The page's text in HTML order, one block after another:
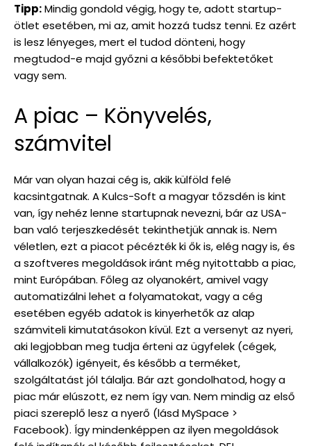
Tipp:Mindig gondold végig, hogy te, adott startup-
ötlet esetében, mi az, amit hozzá tudsz tenni. Ez azért
is lesz lényeges, mert el tudod dönteni, hogy
megtudod-e majd győzni a későbbi befektetőket
vagy sem.
A piac – Könyvelés,
számvitel
Már van olyan hazai cég is, akik külföld felé
kacsintgatnak. A Kulcs-Soft a magyar tőzsdén is kint
van, így nehéz lenne startupnak nevezni, bár az USA-
ban való terjeszkedését tekinthetjük annak is. Nem
véletlen, ezt a piacot pécézték ki ők is, elég nagy is, és
a szoftveres megoldások iránt még nyitottabb a piac,
mint Európában. Főleg az olyanokért, amivel vagy
automatizálni lehet a folyamatokat, vagy a cég
esetében egyéb adatok is kinyerhetők az alap
számviteli kimutatásokon kívül. Ezt a versenyt az nyeri,
aki legjobban meg tudja érteni az ügyfelek (cégek,
vállalkozók) igényeit, és később a terméket,
szolgáltatást jól tálalja. Bár azt gondolhatod, hogy a
piac már elúszott, ez nem így van. Nem mindig az első
piaci szereplő lesz a nyerő (lásd MySpace >
Facebook). Így mindenképpen az ilyen megoldások